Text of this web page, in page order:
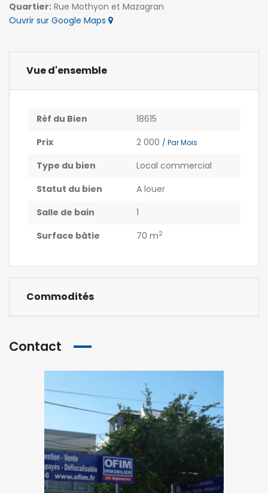
Quartier: Rue Mothyon et Mazagran
Ouvrir sur Google Maps
Vue d'ensemble
Réf du Bien
18615
Prix
2 000 / Par Mois
Type du bien
Local commercial
Statut du bien
A louer
Salle de bain
1
Surface bâtie
70 m2
Commodités
Contact